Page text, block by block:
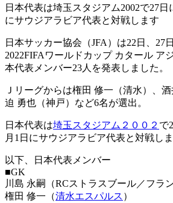
日本代表は埼玉スタジアム2002で27日
にサウジアラビア代表と対戦します
日本サッカー協会（JFA）は22日、27
2022FIFAワールドカップ カタール ア
本代表メンバー23人を発表しました。
Ｊリーグからは権田 修一（清水）、
迫 勇也（神戸）など6名が選出。
日本代表は埼玉スタジアム２００２ で
月1日にサウジアラビア代表と対戦しま
以下、日本代表メンバー
■GK
川島 永嗣（RCストラスブール／フラン
権田 修一（清水エスパルス ）